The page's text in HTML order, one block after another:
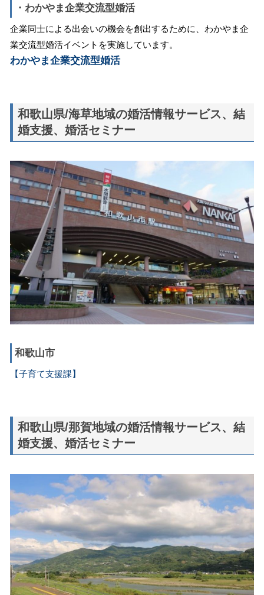
・わかやま企業交流型婚活
企業同士による出会いの機会を創出するために、わかやま企
業交流型婚活イベントを実施しています。
わかやま企業交流型婚活
和歌山県/海草地域の婚活情報サービス、結
婚支援、婚活セミナー
和歌山市
【子育て支援課】
和歌山県/那賀地域の婚活情報サービス、結
婚支援、婚活セミナー